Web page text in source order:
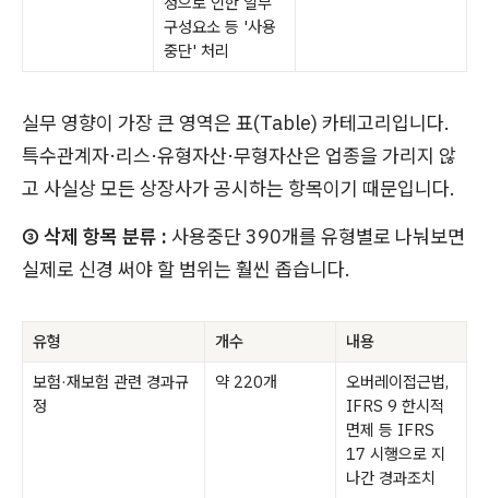
구성요소 등 '사용
중단' 처리
실무 영향이 가장 큰 영역은 표(Table) 카테고리입니다.
특수관계자·리스·유형자산·무형자산은 업종을 가리지 않
고 사실상 모든 상장사가 공시하는 항목이기 때문입니다.
③ 삭제 항목 분류 : 사용중단 390개를 유형별로 나눠보면
실제로 신경 써야 할 범위는 훨씬 좁습니다.
유형 개수
내용
보험·재보험 관련 경과규
정
약 220개
오버레이접근법,
IFRS 9 한시적
면제 등 IFRS
17 시행으로 지
나간 경과조치